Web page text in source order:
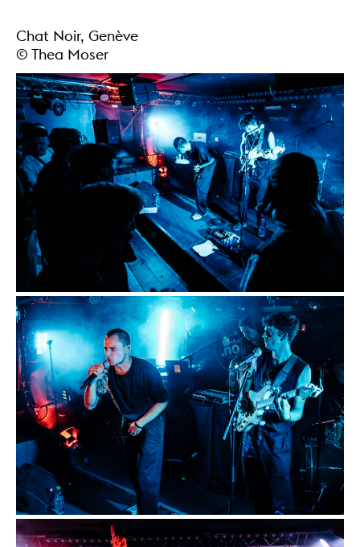
Chat Noir, Genève
© Thea Moser